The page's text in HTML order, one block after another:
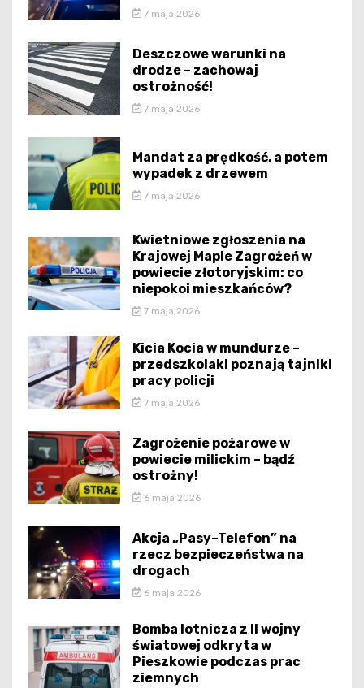
7 maja 2026
Deszczowe warunki na
drodze – zachowaj
ostrożność!
7 maja 2026
Mandat za prędkość, a potem
wypadek z drzewem
7 maja 2026
Kwietniowe zgłoszenia na
Krajowej Mapie Zagrożeń w
powiecie złotoryjskim: co
niepokoi mieszkańców?
7 maja 2026
Kicia Kocia w mundurze –
przedszkolaki poznają tajniki
pracy policji
7 maja 2026
Zagrożenie pożarowe w
powiecie milickim – bądź
ostrożny!
6 maja 2026
Akcja „Pasy–Telefon” na
rzecz bezpieczeństwa na
drogach
6 maja 2026
Bomba lotnicza z II wojny
światowej odkryta w
Pieszkowie podczas prac
ziemnych